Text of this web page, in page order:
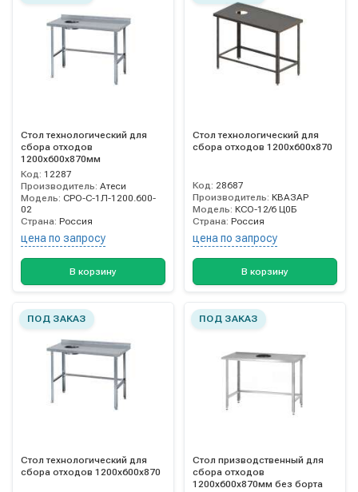
Стол технологический для
сбора отходов
1200х600х870мм
Код: 12287
Производитель: Атеси
Модель: СРО-С-1Л-1200.600-
02
Страна: Россия
цена по запросу
В корзину
Стол технологический для
сбора отходов 1200х600х870
Код: 28687
Производитель: КВАЗАР
Модель: КСО-12/6 Ц0Б
Страна: Россия
цена по запросу
В корзину
ПОД ЗАКАЗ
Стол технологический для
сбора отходов 1200х600х870
ПОД ЗАКАЗ
Стол призводственный для
сбора отходов
1200х600х870мм без борта